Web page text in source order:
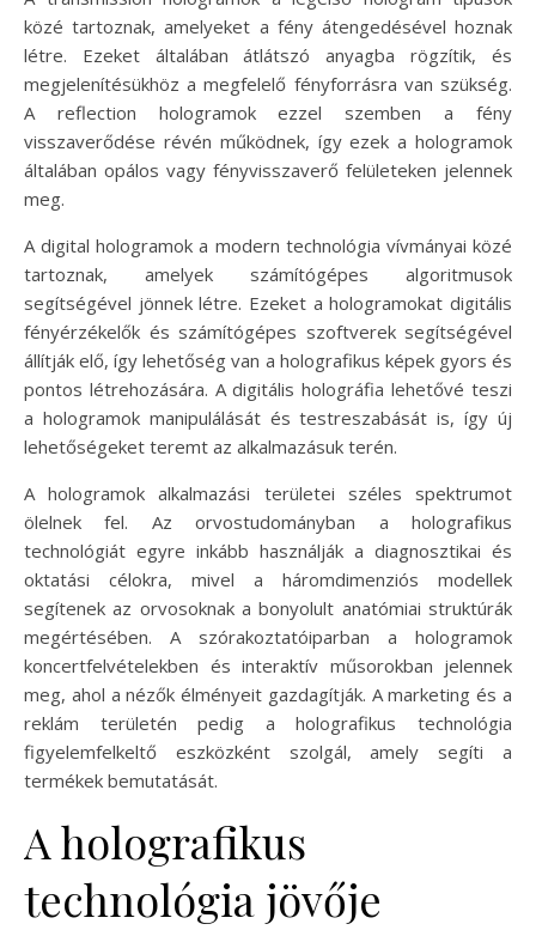
közé tartoznak, amelyeket a fény átengedésével hoznak
létre. Ezeket általában átlátszó anyagba rögzítik, és
megjelenítésükhöz a megfelelő fényforrásra van szükség.
A reflection hologramok ezzel szemben a fény
visszaverődése révén működnek, így ezek a hologramok
általában opálos vagy fényvisszaverő felületeken jelennek
meg.
A digital hologramok a modern technológia vívmányai közé
tartoznak, amelyek számítógépes algoritmusok
segítségével jönnek létre. Ezeket a hologramokat digitális
fényérzékelők és számítógépes szoftverek segítségével
állítják elő, így lehetőség van a holografikus képek gyors és
pontos létrehozására. A digitális holográfia lehetővé teszi
a hologramok manipulálását és testreszabását is, így új
lehetőségeket teremt az alkalmazásuk terén.
A hologramok alkalmazási területei széles spektrumot
ölelnek fel. Az orvostudományban a holografikus
technológiát egyre inkább használják a diagnosztikai és
oktatási célokra, mivel a háromdimenziós modellek
segítenek az orvosoknak a bonyolult anatómiai struktúrák
megértésében. A szórakoztatóiparban a hologramok
koncertfelvételekben és interaktív műsorokban jelennek
meg, ahol a nézők élményeit gazdagítják. A marketing és a
reklám területén pedig a holografikus technológia
figyelemfelkeltő eszközként szolgál, amely segíti a
termékek bemutatását.
A holografikus
technológia jövője